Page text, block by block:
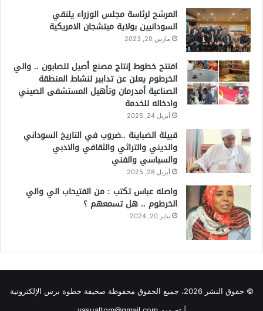
المرشح لرئاسة مجلس الوزراء يلتقي
السودانيين بولاية ميتشجان الامريكية
مارس 20, 2023
افتتح خطوط إنتاج مصنع أصيل للصابون .. والي
الخرطوم يعلن عن تدابير لنشاط المنطقة
الصناعية أمدرمان وتأهيل المستشفى الصيني
وادخاله للخدمة
أبريل 24, 2025
قبيلة الضباينة ..ضروب في التاريخ السوداني
والديني والتراثي والثقافي والادبي
والسياسي والفني
أبريل 28, 2025
واصله عباس تكتب : من الفتيحاب الي والي
الخرطوم .. هل تسمعهم ؟
يناير 20, 2024
© حقوق النشر 2026، جميع الحقوق محفوظة صحيفة خطوة برس الإلكترونية